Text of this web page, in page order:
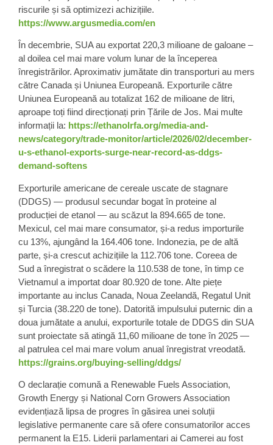
riscurile și să optimizezi achizițiile.
https://www.argusmedia.com/en
În decembrie, SUA au exportat 220,3 milioane de galoane –
al doilea cel mai mare volum lunar de la începerea
înregistrărilor. Aproximativ jumătate din transporturi au mers
către Canada și Uniunea Europeană. Exporturile către
Uniunea Europeană au totalizat 162 de milioane de litri,
aproape toți fiind direcționați prin Țările de Jos. Mai multe
informații la: https://ethanolrfa.org/media-and-
news/category/trade-monitor/article/2026/02/december-
u-s-ethanol-exports-surge-near-record-as-ddgs-
demand-softens
Exporturile americane de cereale uscate de stagnare
(DDGS) — produsul secundar bogat în proteine al
producției de etanol — au scăzut la 894.665 de tone.
Mexicul, cel mai mare consumator, și-a redus importurile
cu 13%, ajungând la 164.406 tone. Indonezia, pe de altă
parte, și-a crescut achizițiile la 112.706 tone. Coreea de
Sud a înregistrat o scădere la 110.538 de tone, în timp ce
Vietnamul a importat doar 80.920 de tone. Alte piețe
importante au inclus Canada, Noua Zeelandă, Regatul Unit
și Turcia (38.220 de tone). Datorită impulsului puternic din a
doua jumătate a anului, exporturile totale de DDGS din SUA
sunt proiectate să atingă 11,60 milioane de tone în 2025 —
al patrulea cel mai mare volum anual înregistrat vreodată.
https://grains.org/buying-selling/ddgs/
O declarație comună a Renewable Fuels Association,
Growth Energy și National Corn Growers Association
evidențiază lipsa de progres în găsirea unei soluții
legislative permanente care să ofere consumatorilor acces
permanent la E15. Liderii parlamentari ai Camerei au fost